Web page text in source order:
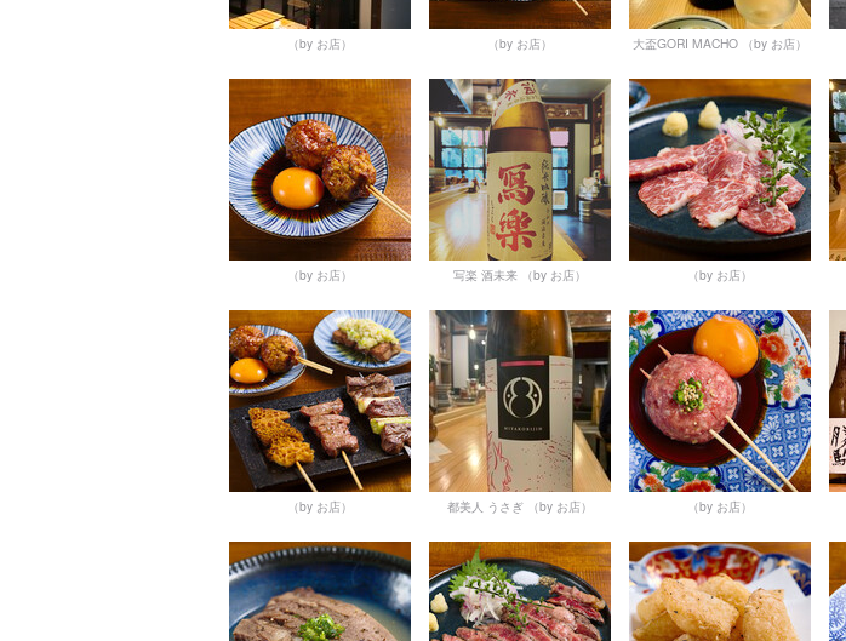
（by お店） （by お店） 大盃GORI MACHO （by お店）
（by お店） 写楽 酒未来 （by お店） （by お店）
（by お店） 都美人 うさぎ （by お店） （by お店）